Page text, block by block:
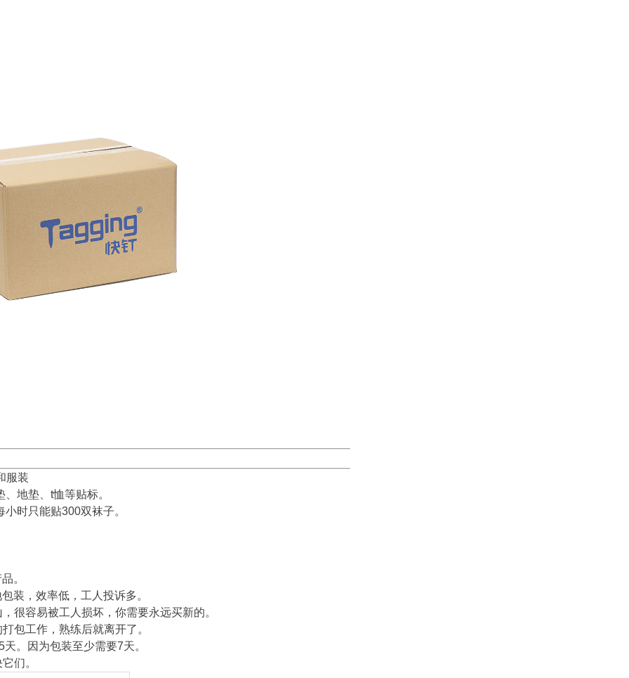
服装
地垫、t恤等贴标。
时只能贴300双袜子。
。
装，效率低，工人投诉多。
很容易被工人损坏，你需要永远买新的。
包工作，熟练后就离开了。
。因为包装至少需要7天。
们。